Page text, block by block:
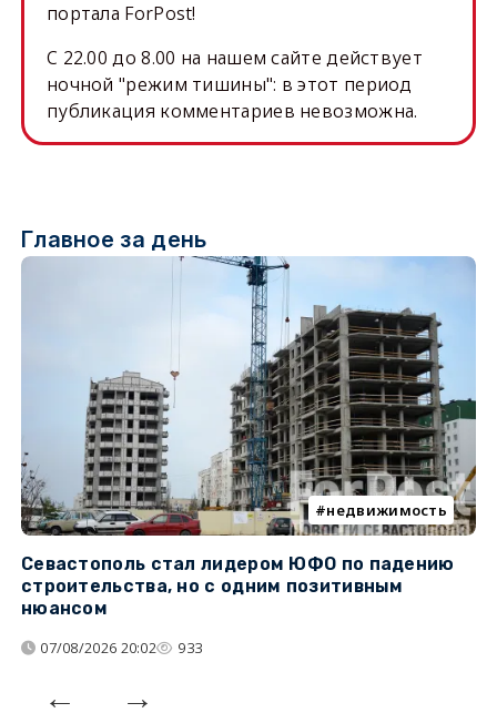
портала ForPost!
C 22.00 до 8.00 на нашем сайте действует
ночной "режим тишины": в этот период
публикация комментариев невозможна.
Главное за день
недвижимость
Севастополь стал лидером ЮФО по падению
строительства, но с одним позитивным
нюансом
07/08/2026 20:02 933